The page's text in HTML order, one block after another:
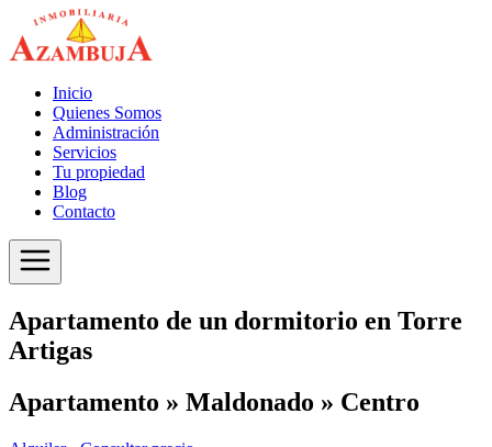
Inicio
Quienes Somos
Administración
Servicios
Tu propiedad
Blog
Contacto
Apartamento de un dormitorio en Torre
Artigas
Apartamento » Maldonado » Centro